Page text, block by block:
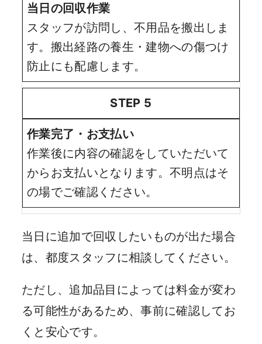
当日の回収作業
スタッフが訪問し、不用品を搬出しま
す。搬出経路の養生・建物への傷つけ
防止にも配慮します。
STEP 5
作業完了・お支払い
作業後に内容の確認をしていただいて
からお支払いとなります。不明点はそ
の場でご確認ください。
当日に追加で回収したいものが出た場合
は、都度スタッフに相談してください。
ただし、追加品目によっては料金が変わ
る可能性があるため、事前に確認してお
くと安心です。